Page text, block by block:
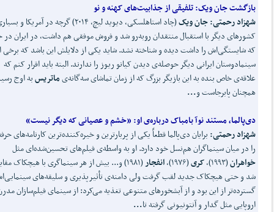
بازگشت جان ویک:تلفیقی از جذابیتهای کهنه و نو
شهزاد رحمتی:جان ویک
(چاد استاهلسکی، دیوید لیچ، ۲۰۱۴) گرچه در آمریکا و
کشورهای دیگر با استقبال منتقدان روبه‌رو شد و فروش موفقی هم داشت، در ایران
که شایستگی‌اش را داشت دیده و شناخته نشد. شاید یکی از دلایلش این باشد که برخی
سینمادوستان ایرانی دیگر حوصله‌ی دیدن کیانو ریوز را ندارند. البته باید اقرار کنم که
علاقه‌ی خاص بنده به این بازیگر بزرگ که از زمان تماشای سه‌گانه‌یماتریسبه اوج
همچنان پابرجاست و...
دیپالما، مستند نوآ بامباک درباره‌ی او: «خشم و عصیانی که دیگر نیست»
شهزاد رحمتی: برایان دی‌پالما قطعاً یکی از پربارترین و خیره‌کننده‌ترین کارنامه‌های
را در میان سینماگران هم‌نسل خود دارد. او به واسطه‌ی فیلم‌های تحسین‌شده‌ای مثل
خواهران(۱۹۹۳)، کری(۱۹۷۶)، انفجار
(۱۹۸۱) و... بیش از هر سینماگری با هیچکاک
شد و حتی هیچکاک جدید لقب گرفت ولی دامنه‌ی تأثیرپذیری و سلیقه‌های
گسترده‌تر از این بود و از آبشخورهای متنوعی تغذیه می‌کرد: از سینمای فیلم‌سازان
اروپایی مثل گدار و ‌آنتونیونی گرفته تا...